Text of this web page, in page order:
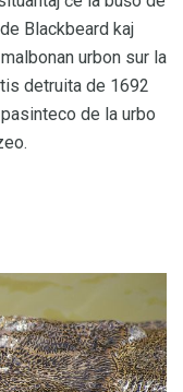
Blackbeard kaj
urbon sur la
detruita de 1692
de la urbo